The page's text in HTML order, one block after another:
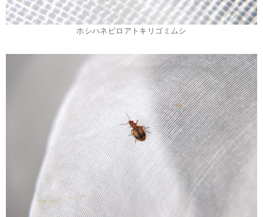
ホシハネビロアトキリゴミムシ